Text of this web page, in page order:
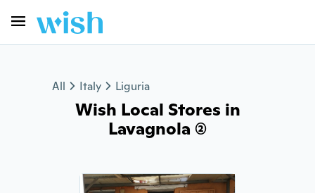
All Italy Liguria
Wish Local Stores in
Lavagnola (2)